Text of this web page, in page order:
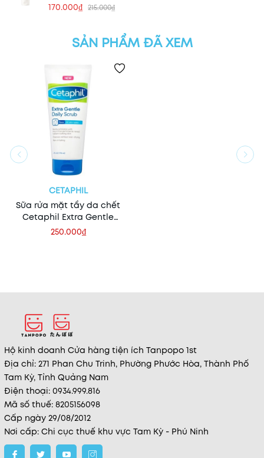
170.000₫ 215.000₫
SẢN PHẨM ĐÃ XEM
CETAPHIL
Sữa rửa mặt tẩy da chết
Cetaphil Extra Gentle
Daily Scrub 178ml
250.000₫
Hộ kinh doanh Cửa hàng tiện ích Tanpopo 1st
Địa chỉ: 271 Phan Chu Trinh, Phường Phước Hòa, Thành Phố
Tam Kỳ, Tỉnh Quảng Nam
Điện thoại: 0934.999.816
Mã số thuế: 8205156098
Cấp ngày 29/08/2012
Nơi cấp: Chi cục thuế khu vực Tam Kỳ - Phú Ninh